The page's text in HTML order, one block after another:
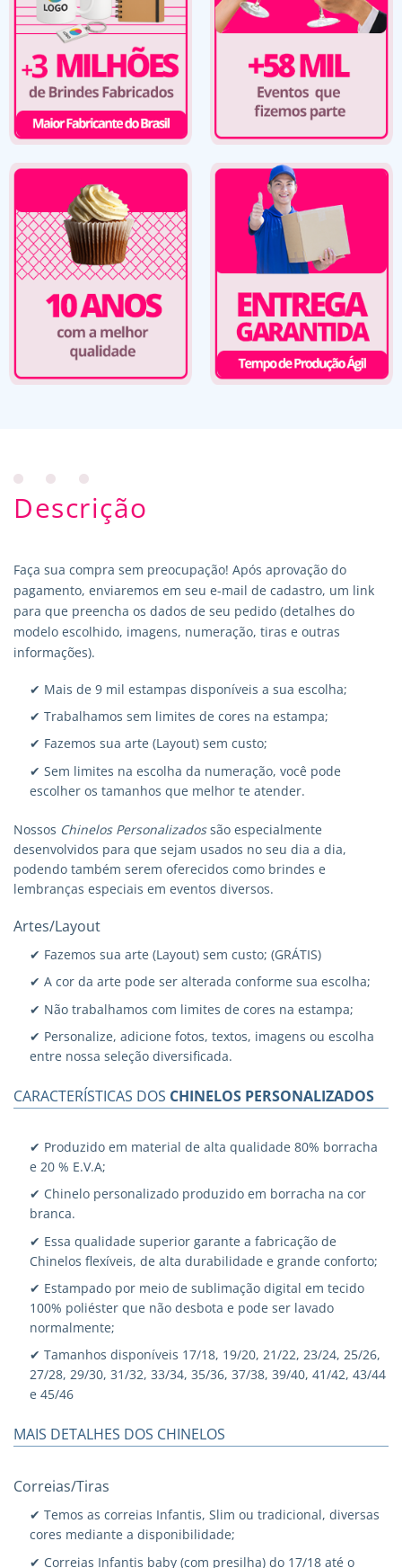
Descrição
Faça sua compra sem preocupação! Após aprovação do
pagamento, enviaremos em seu e-mail de cadastro, um link
para que preencha os dados de seu pedido (detalhes do
modelo escolhido, imagens, numeração, tiras e outras
informações).
✔ Mais de 9 mil estampas disponíveis a sua escolha;
✔ Trabalhamos sem limites de cores na estampa;
✔ Fazemos sua arte (Layout) sem custo;
✔ Sem limites na escolha da numeração, você pode
escolher os tamanhos que melhor te atender.
Nossos Chinelos Personalizadossão especialmente
desenvolvidos para que sejam usados no seu dia a dia,
podendo também serem oferecidos como brindes e
lembranças especiais em eventos diversos.
Artes/Layout
✔ Fazemos sua arte (Layout) sem custo; (GRÁTIS)
✔ A cor da arte pode ser alterada conforme sua escolha;
✔ Não trabalhamos com limites de cores na estampa;
✔ Personalize, adicione fotos, textos, imagens ou escolha
entre nossa seleção diversificada.
CARACTERÍSTICAS DOS CHINELOS PERSONALIZADOS
✔ Produzido em material de alta qualidade 80% borracha
e 20 % E.V.A;
✔ Chinelo personalizado produzido em borracha na cor
branca.
✔ Essa qualidade superior garante a fabricação de
Chinelos flexíveis, de alta durabilidade e grande conforto;
✔ Estampado por meio de sublimação digital em tecido
100% poliéster que não desbota e pode ser lavado
normalmente;
✔ Tamanhos disponíveis 17/18, 19/20, 21/22, 23/24, 25/26,
27/28, 29/30, 31/32, 33/34, 35/36, 37/38, 39/40, 41/42, 43/44
e 45/46
MAIS DETALHES DOS CHINELOS
Correias/Tiras
✔ Temos as correias Infantis, Slim ou tradicional, diversas
cores mediante a disponibilidade;
✔ Correias Infantis baby (com presilha) do 17/18 até o